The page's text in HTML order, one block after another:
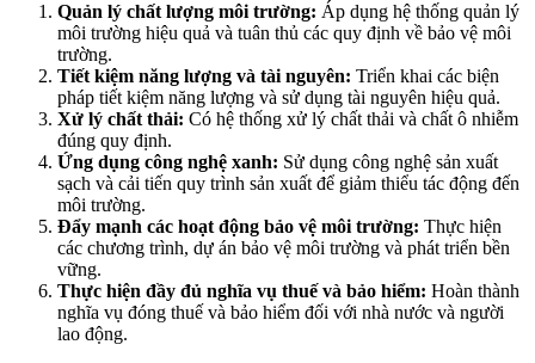
Quản lý chất lượng môi trường: Áp dụng hệ thống quản lý
môi trường hiệu quả và tuân thủ các quy định về bảo vệ môi
trường.
Tiết kiệm năng lượng và tài nguyên: Triển khai các biện
pháp tiết kiệm năng lượng và sử dụng tài nguyên hiệu quả.
Xử lý chất thải: Có hệ thống xử lý chất thải và chất ô nhiễm
đúng quy định.
Ứng dụng công nghệ xanh: Sử dụng công nghệ sản xuất
sạch và cải tiến quy trình sản xuất để giảm thiểu tác động đến
môi trường.
Đẩy mạnh các hoạt động bảo vệ môi trường: Thực hiện
các chương trình, dự án bảo vệ môi trường và phát triển bền
vững.
Thực hiện đầy đủ nghĩa vụ thuế và bảo hiểm: Hoàn thành
nghĩa vụ đóng thuế và bảo hiểm đối với nhà nước và người
lao động.